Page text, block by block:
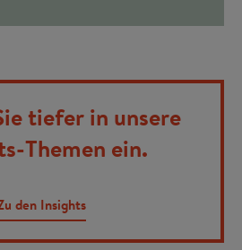
tiefer in unsere
Themen ein.
den Insights